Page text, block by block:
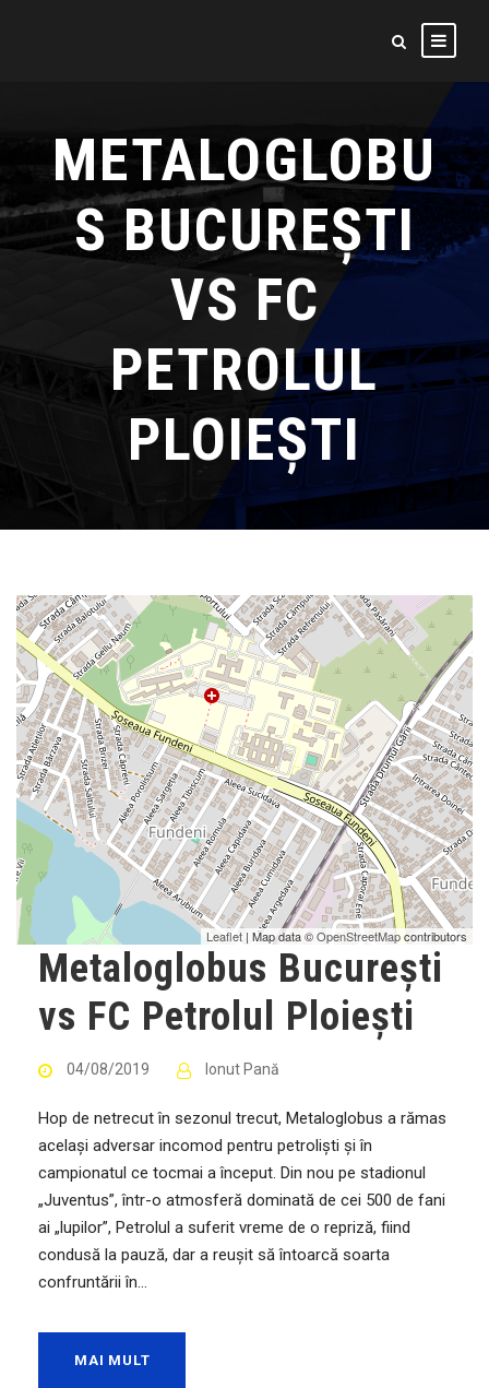
METALOGLOBU
S BUCUREȘTI
VS FC
PETROLUL
PLOIEȘTI
Leaflet | Map data ©OpenStreetMapcontributors
Metaloglobus București
vs FC Petrolul Ploiești
04/08/2019 Ionut Pană
Hop de netrecut în sezonul trecut, Metaloglobus a rămas
același adversar incomod pentru petroliști și în
campionatul ce tocmai a început. Din nou pe stadionul
„Juventus”, într-o atmosferă dominată de cei 500 de fani
ai „lupilor”, Petrolul a suferit vreme de o repriză, fiind
condusă la pauză, dar a reușit să întoarcă soarta
confruntării în...
MAI MULT